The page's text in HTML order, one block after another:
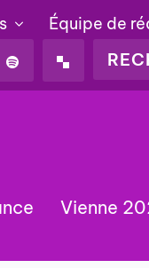
Équipe de
Vienne